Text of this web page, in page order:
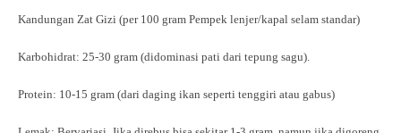
Kandungan Zat Gizi (per 100 gram Pempek lenjer/kapal selam standar)
Karbohidrat: 25-30 gram (didominasi pati dari tepung sagu).
Protein: 10-15 gram (dari daging ikan seperti tenggiri atau gabus)